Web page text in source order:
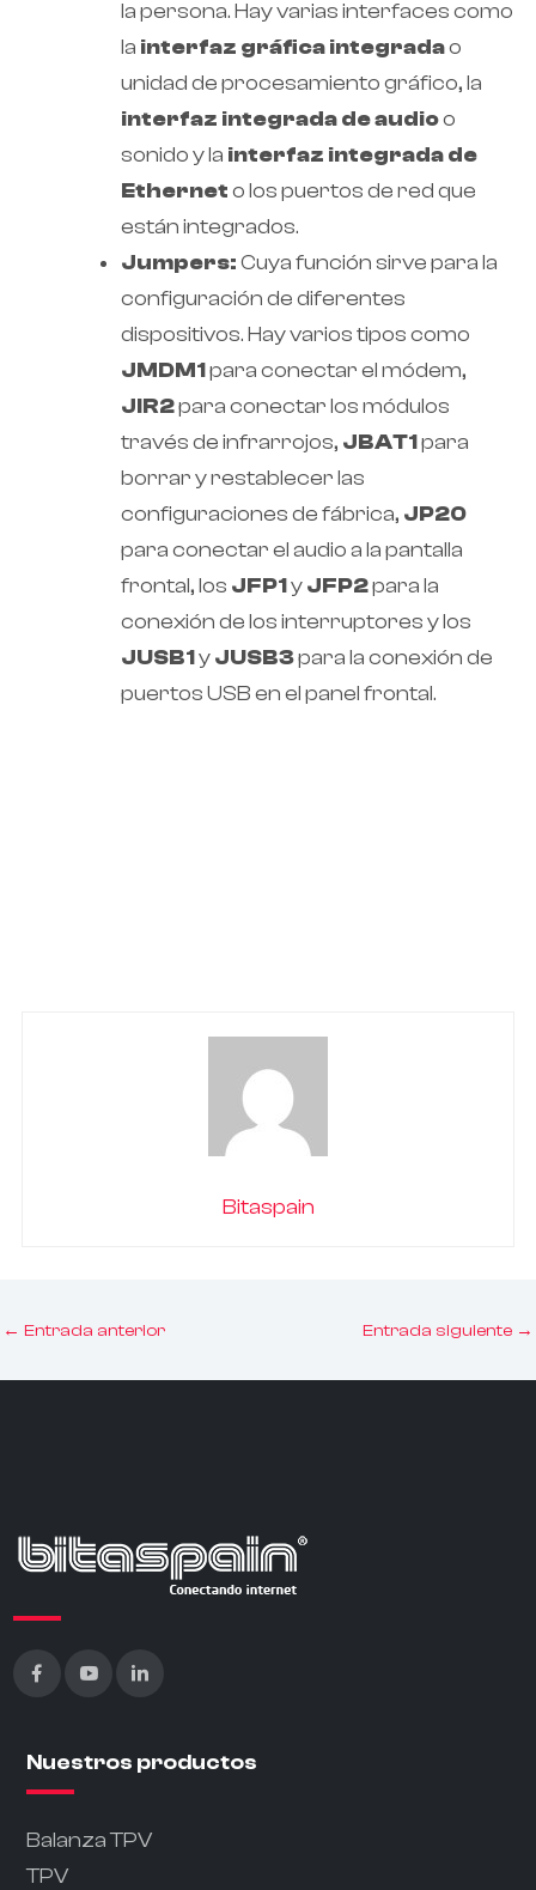
la persona. Hay varias interfaces como
la interfaz gráfica integradao
unidad de procesamiento gráfico, la
interfaz integrada de audioo
sonido y la interfaz integrada de
Etherneto los puertos de red que
están integrados.
Jumpers:Cuya función sirve para la
configuración de diferentes
dispositivos. Hay varios tipos como
JMDM1para conectar el módem,
JIR2para conectar los módulos
través de infrarrojos, JBAT1para
borrar y restablecer las
configuraciones de fábrica, JP20
para conectar el audio a la pantalla
frontal, los JFP1yJFP2para la
conexión de los interruptores y los
JUSB1yJUSB3para la conexión de
puertos USB en el panel frontal.
Bitaspain
← Entrada anterior Entrada siguiente →
Nuestros productos
Balanza TPV
TPV